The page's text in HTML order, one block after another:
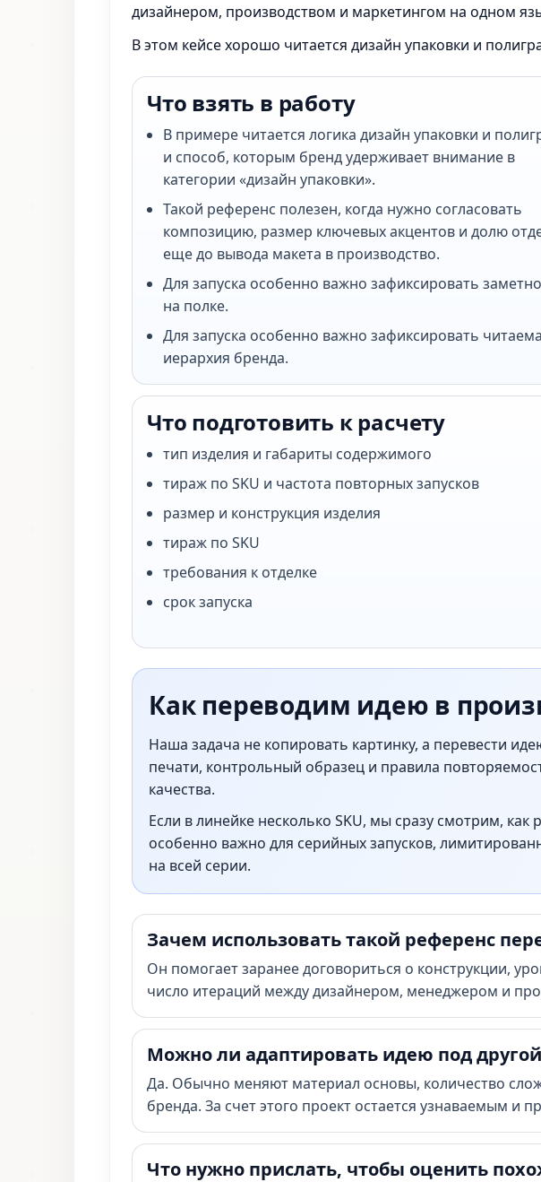
дизайнером, производством и маркетингом на одном
В этом кейсе хорошо читается дизайн упаковки и
Что взять в работу
В примере читается логика дизайн упаковки и
и способ, которым бренд удерживает внимание в
категории «дизайн упаковки».
Такой референс полезен, когда нужно согласовать
композицию, размер ключевых акцентов и долю
еще до вывода макета в производство.
Для запуска особенно важно зафиксировать
на полке.
Для запуска особенно важно зафиксировать
иерархия бренда.
Что подготовить к расчету
тип изделия и габариты содержимого
тираж по SKU и частота повторных запусков
размер и конструкция изделия
тираж по SKU
требования к отделке
срок запуска
Как переводим идею в
Наша задача не копировать картинку, а перевести
печати, контрольный образец и правила
качества.
Если в линейке несколько SKU, мы сразу смотрим,
особенно важно для серийных запусков,
на всей серии.
Зачем использовать такой референс
Он помогает заранее договориться о конструкции,
число итераций между дизайнером, менеджером и
Можно ли адаптировать идею под
Да. Обычно меняют материал основы, количество
бренда. За счет этого проект остается узнаваемым и
Что нужно прислать, чтобы оценить